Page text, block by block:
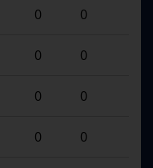
0 0
0 0
0 0
0 0